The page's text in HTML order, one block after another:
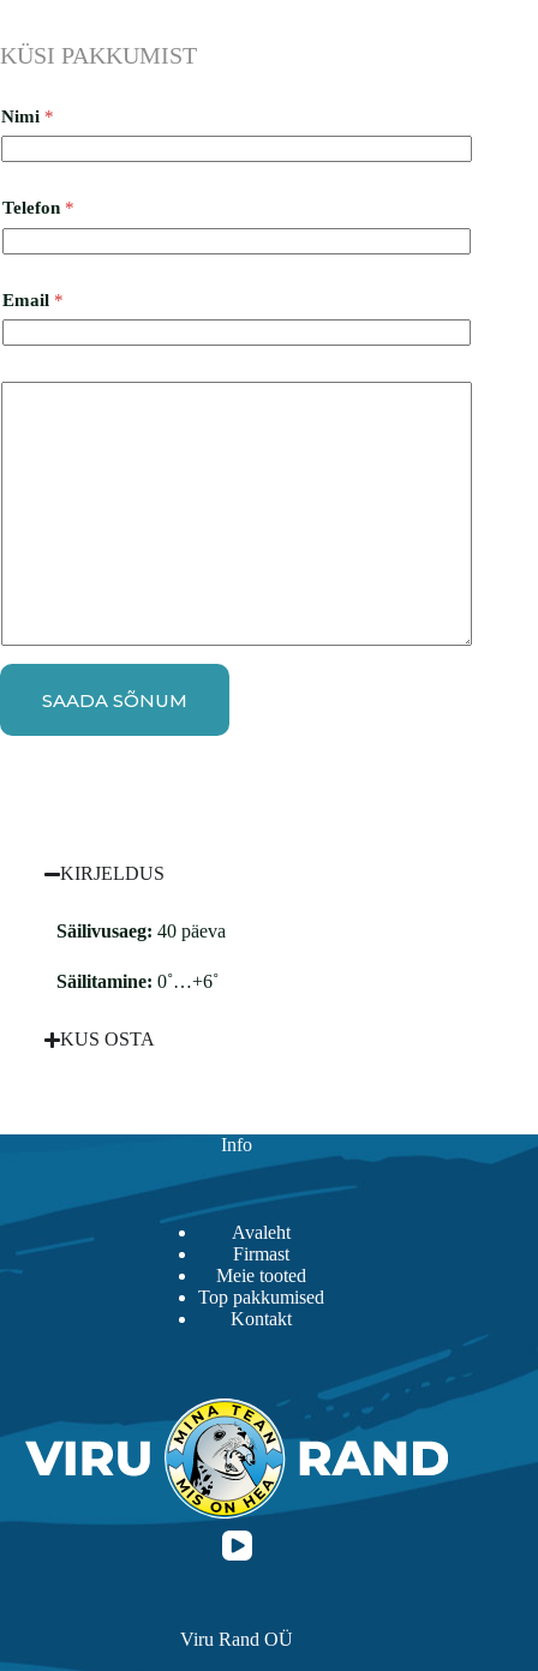
KÜSI PAKKUMIST
Nimi *
Telefon *
Email *
SAADA SÕNUM
KIRJELDUS
Säilivusaeg: 40 päeva
Säilitamine: 0˚…+6˚
KUS OSTA
Info
Avaleht
Firmast
Meie tooted
Top pakkumised
Kontakt
Viru Rand OÜ